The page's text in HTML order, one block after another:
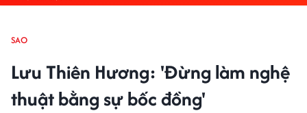
SAO
Lưu Thiên Hương: 'Đừng làm nghệ
thuật bằng sự bốc đồng'